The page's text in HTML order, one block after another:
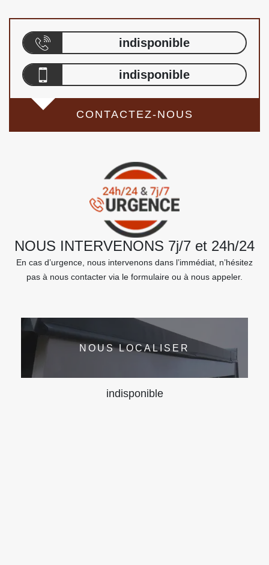
indisponible
indisponible
CONTACTEZ-NOUS
NOUS INTERVENONS 7j/7 et 24h/24
En cas d’urgence, nous intervenons dans l’immédiat, n’hésitez
pas à nous contacter via le formulaire ou à nous appeler.
NOUS LOCALISER
indisponible